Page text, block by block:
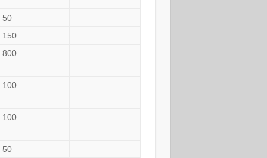
50
150
800
100
100
50